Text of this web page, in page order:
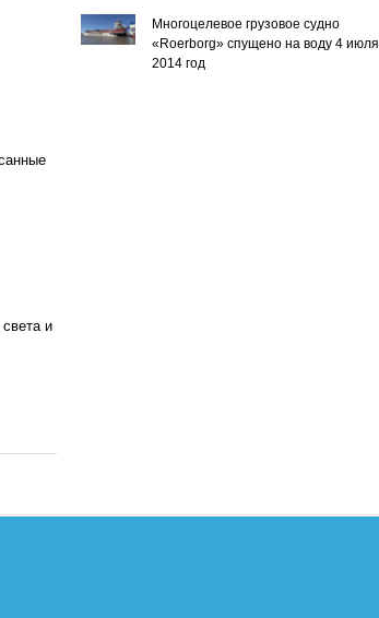
и
Многоцелевое грузовое судно
«Roerborg» спущено на воду 4 июля
2014 год